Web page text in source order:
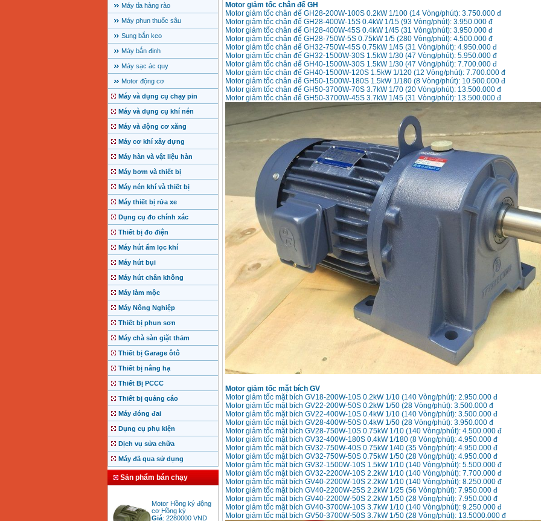
Máy tỉa hàng rào
Máy phun thuốc sâu
Sung bắn keo
Máy bắn đinh
Máy sạc ác quy
Motor động cơ
Máy và dụng cụ chạy pin
Máy và dụng cụ khí nén
Máy và động cơ xăng
Máy cơ khí xây dựng
Máy hàn và vật liệu hàn
Máy bơm và thiết bị
Máy nén khí và thiết bị
Máy thiết bị rửa xe
Dụng cụ đo chính xác
Thiết bị đo điện
Máy hút ẩm lọc khí
Máy hút bụi
Máy hút chân không
Máy làm mộc
Máy Nông Nghiệp
Thiết bị phun sơn
Máy chà sàn giặt thảm
Thiết bị Garage ôtô
Thiết bị nâng hạ
Thiết Bị PCCC
Thiết bị quảng cáo
Máy đóng đai
Dụng cụ phụ kiện
Dịch vụ sửa chữa
Máy đã qua sử dụng
Sản phẩm bán chạy
cơ Hồng ký
Giá:2280000VND
Motor giảm tốc chân đế GH
Motor giảm tốc chân đế GH28-200W-100S 0.2kW 1/100 (14 Vòng/phút): 3.750.000 đ
Motor giảm tốc chân đế GH28-400W-15S 0.4kW 1/15 (93 Vòng/phút): 3.950.000 đ
Motor giảm tốc chân đế GH28-400W-45S 0.4kW 1/45 (31 Vòng/phút): 3.950.000 đ
Motor giảm tốc chân đế GH28-750W-5S 0.75kW 1/5 (280 Vòng/phút): 4.500.000 đ
Motor giảm tốc chân đế GH32-750W-45S 0.75kW 1/45 (31 Vòng/phút): 4.950.000 đ
Motor giảm tốc chân đế GH32-1500W-30S 1.5kW 1/30 (47 Vòng/phút): 5.950.000 đ
Motor giảm tốc chân đế GH40-1500W-30S 1.5kW 1/30 (47 Vòng/phút): 7.700.000 đ
Motor giảm tốc chân đế GH40-1500W-120S 1.5kW 1/120 (12 Vòng/phút): 7.700.000 đ
Motor giảm tốc chân đế GH50-1500W-180S 1.5kW 1/180 (8 Vòng/phút): 10.500.000 đ
Motor giảm tốc chân đế GH50-3700W-70S 3.7kW 1/70 (20 Vòng/phút): 13.500.000 đ
Motor giảm tốc chân đế GH50-3700W-45S 3.7kW 1/45 (31 Vòng/phút): 13.500.000 đ
Motor giảm tốc mặt bích GV
Motor giảm tốc mặt bích GV18-200W-10S 0.2kW 1/10 (140 Vòng/phút): 2.950.000 đ
Motor giảm tốc mặt bích GV22-200W-50S 0.2kW 1/50 (28 Vòng/phút): 3.500.000 đ
Motor giảm tốc mặt bích GV22-400W-10S 0.4kW 1/10 (140 Vòng/phút): 3.500.000 đ
Motor giảm tốc mặt bích GV28-400W-50S 0.4kW 1/50 (28 Vòng/phút): 3.950.000 đ
Motor giảm tốc mặt bích GV28-750W-10S 0.75kW 1/10 (140 Vòng/phút): 4.500.000 đ
Motor giảm tốc mặt bích GV32-400W-180S 0.4kW 1/180 (8 Vòng/phút): 4.950.000 đ
Motor giảm tốc mặt bích GV32-750W-40S 0.75kW 1/40 (35 Vòng/phút): 4.950.000 đ
Motor giảm tốc mặt bích GV32-750W-50S 0.75kW 1/50 (28 Vòng/phút): 4.950.000 đ
Motor giảm tốc mặt bích GV32-1500W-10S 1.5kW 1/10 (140 Vòng/phút): 5.500.000 đ
Motor giảm tốc mặt bích GV32-2200W-10S 2.2kW 1/10 (140 Vòng/phút): 7.700.000 đ
Motor giảm tốc mặt bích GV40-2200W-10S 2.2kW 1/10 (140 Vòng/phút): 8.250.000 đ
Motor giảm tốc mặt bích GV40-2200W-25S 2.2kW 1/25 (56 Vòng/phút): 7.950.000 đ
Motor giảm tốc mặt bích GV40-2200W-50S 2.2kW 1/50 (28 Vòng/phút): 7.950.000 đ
Motor giảm tốc mặt bích GV40-3700W-10S 3.7kW 1/10 (140 Vòng/phút): 9.250.000 đ
Motor giảm tốc mặt bích GV50-3700W-50S 3.7kW 1/50 (28 Vòng/phút): 13.5000.000 đ